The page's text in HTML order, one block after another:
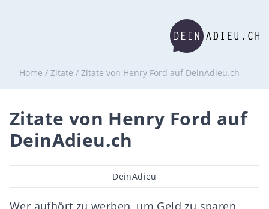
Home / Zitate / Zitate von Henry Ford auf DeinAdieu.ch
Zitate von Henry Ford auf
DeinAdieu.ch
Beitragsautor
DeinAdieu
Wer aufhört zu werben, um Geld zu sparen,